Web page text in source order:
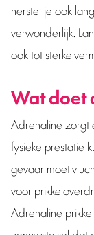
herstel je ook
verwonderlijk.
ook tot sterke
Wat doet
Adrenaline zorgt
fysieke prestatie
gevaar moet
voor
Adrenaline